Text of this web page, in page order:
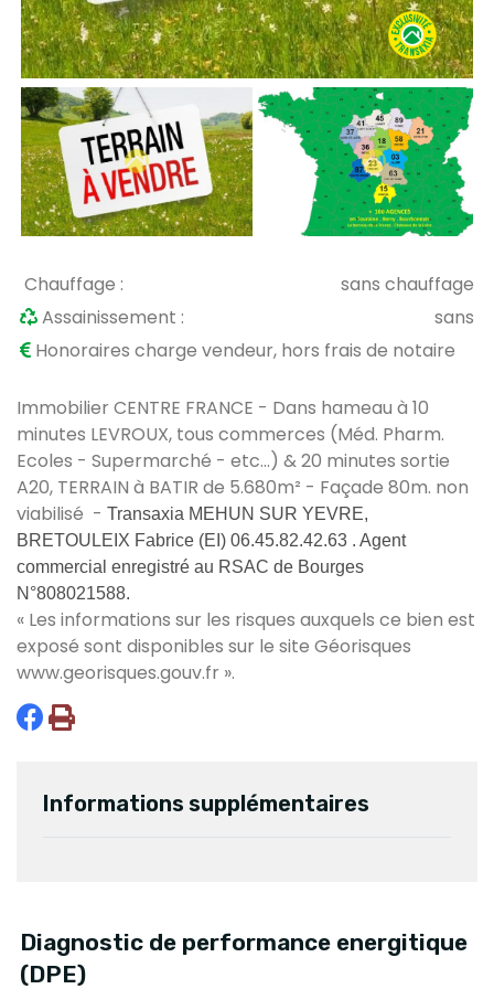
Chauffage :
sans chauffage
Assainissement :
sans
Honoraires charge vendeur, hors frais de notaire
Immobilier CENTRE FRANCE - Dans hameau à 10
minutes LEVROUX, tous commerces (Méd. Pharm.
Ecoles - Supermarché - etc...) & 20 minutes sortie
A20, TERRAIN à BATIR de 5.680m² - Façade 80m. non
viabilisé - Transaxia MEHUN SUR YEVRE,
BRETOULEIX Fabrice (EI) 06.45.82.42.63 . Agent
commercial enregistré au RSAC de Bourges
N°808021588.
« Les informations sur les risques auxquels ce bien est
exposé sont disponibles sur le site Géorisques
www.georisques.gouv.fr ».
Informations supplémentaires
Diagnostic de performance energitique
(DPE)